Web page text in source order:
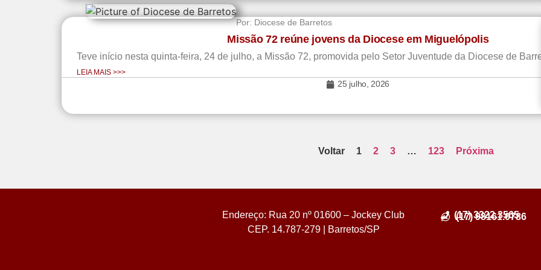
Por: Diocese de Barretos
Missão 72 reúne jovens da Diocese em Miguelópolis
Teve início nesta quinta-feira, 24 de julho, a Missão 72, promovida pelo Setor Juventude da Diocese de
LEIA MAIS >>>
25 julho, 2026
Voltar 1 2 3 … 123 Próxima
Endereço: Rua 20 nº 01600 – Jockey Club
CEP. 14.787-279 | Barretos/SP
(17) 3322.3565
(17) 98161.0786